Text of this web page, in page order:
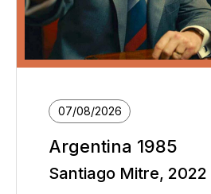
07/08/2026
Argentina 1985
Santiago Mitre, 2022